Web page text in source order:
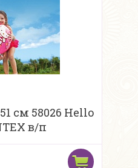
см 58026 Hello
в/п